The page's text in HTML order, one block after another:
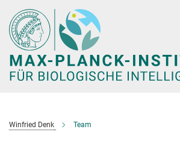
Hauptinhalt
Winfried Denk Team